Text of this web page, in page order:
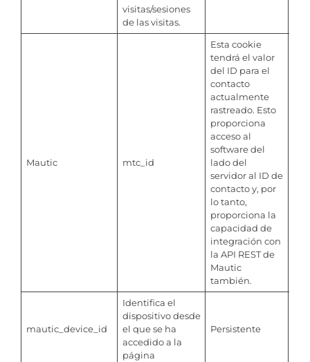
visitas/sesiones
de las visitas.
Mautic mtc_id
Esta cookie
tendrá el valor
del ID para el
contacto
actualmente
rastreado. Esto
proporciona
acceso al
software del
lado del
servidor al ID de
contacto y, por
lo tanto,
proporciona la
capacidad de
integración con
la API REST de
Mautic
también.
mautic_device_id
Identifica el
dispositivo desde
el que se ha
accedido a la
página
Persistente